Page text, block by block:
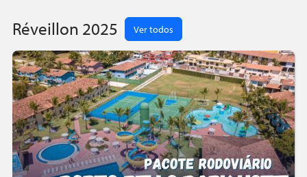
Réveillon 2025 Ver todos